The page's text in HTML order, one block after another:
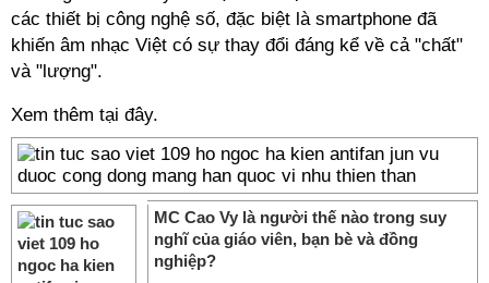
các thiết bị công nghệ số, đặc biệt là smartphone đã
khiến âm nhạc Việt có sự thay đổi đáng kể về cả "chất"
và "lượng".
Xem thêm tại đây.
MC Cao Vy là người thế nào trong suy
nghĩ của giáo viên, bạn bè và đồng
nghiệp?